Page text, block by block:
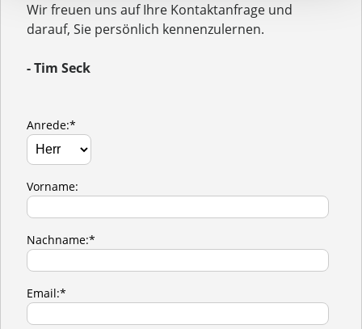
Wir freuen uns auf Ihre Kontaktanfrage und
darauf, Sie persönlich kennenzulernen.
- Tim Seck
Anrede:*
Vorname:
Nachname:*
Email:*